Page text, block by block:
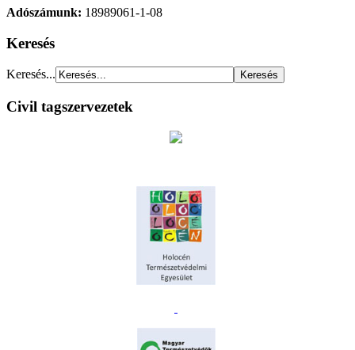
Adószámunk: 18989061-1-08
Keresés
Keresés...
Civil tagszervezetek